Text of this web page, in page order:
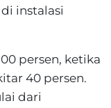
instalasi
persen, ketika
40 persen.
dari